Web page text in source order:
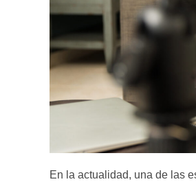
En la actualidad, una de las